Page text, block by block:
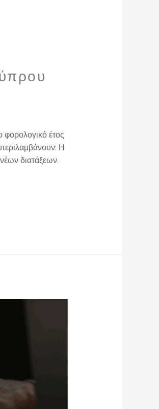
έτος
Η
διατάξεων.